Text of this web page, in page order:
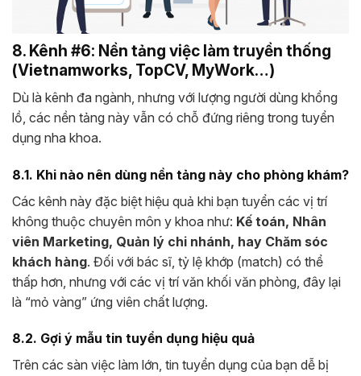
8. Kênh #6: Nền tảng việc làm truyền thống
(Vietnamworks, TopCV, MyWork…)
Dù là kênh đa ngành, nhưng với lượng người dùng khổng
lồ, các nền tảng này vẫn có chỗ đứng riêng trong tuyển
dụng nha khoa.
8.1. Khi nào nên dùng nền tảng này cho phòng khám?
Các kênh này đặc biệt hiệu quả khi bạn tuyển các vị trí
không thuộc chuyên môn y khoa như: Kế toán, Nhân
viên Marketing, Quản lý chi nhánh, hay Chăm sóc
khách hàng. Đối với bác sĩ, tỷ lệ khớp (match) có thể
thấp hơn, nhưng với các vị trí văn khối văn phòng, đây lại
là “mỏ vàng” ứng viên chất lượng.
8.2. Gợi ý mẫu tin tuyển dụng hiệu quả
Trên các sàn việc làm lớn, tin tuyển dụng của bạn dễ bị